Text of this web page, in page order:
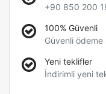
+90 850 200
100% Güvenli
Güvenli ödeme
Yeni teklifler
İndirimli yeni